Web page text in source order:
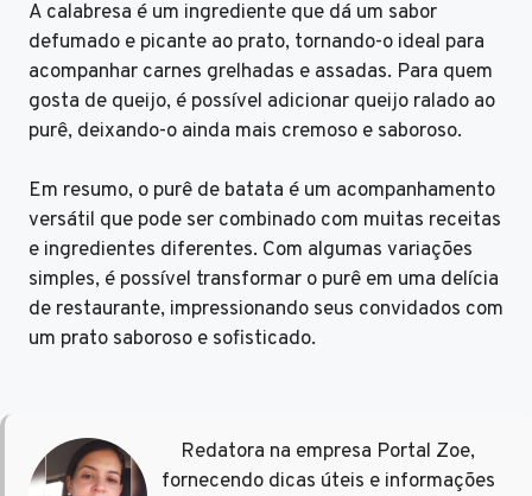
A calabresa é um ingrediente que dá um sabor
defumado e picante ao prato, tornando-o ideal para
acompanhar carnes grelhadas e assadas. Para quem
gosta de queijo, é possível adicionar queijo ralado ao
purê, deixando-o ainda mais cremoso e saboroso.
Em resumo, o purê de batata é um acompanhamento
versátil que pode ser combinado com muitas receitas
e ingredientes diferentes. Com algumas variações
simples, é possível transformar o purê em uma delícia
de restaurante, impressionando seus convidados com
um prato saboroso e sofisticado.
Redatora na empresa Portal Zoe,
fornecendo dicas úteis e informações